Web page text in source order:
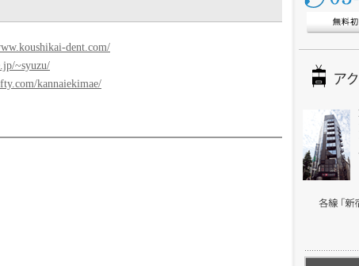
dent.com/
~syuzu/
kannaiekimae/